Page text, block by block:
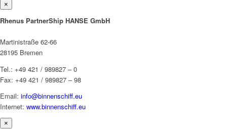
×
Rhenus PartnerShip HANSE GmbH
Martinistraße 62-66
28195 Bremen
Tel.: +49 421 / 989827 – 0
Fax: +49 421 / 989827 – 98
Email: info@binnenschiff.eu
Internet: www.binnenschiff.eu
×